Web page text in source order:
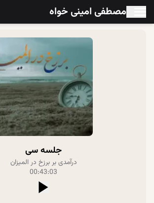
مصطفی امینی خواه
جلسه سی
درآمدی بر برزخ در المیزان
00:43:03